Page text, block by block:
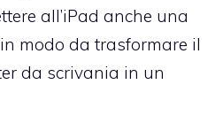
all’iPad anche una
modo da trasformare il
da scrivania in un